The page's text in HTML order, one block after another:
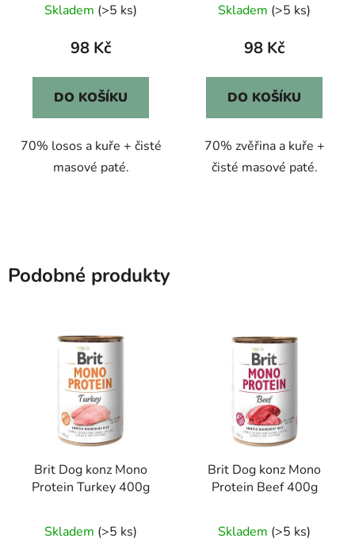
Skladem (>5 ks)
98 Kč
DO KOŠÍKU
70% losos a kuře + čisté
masové paté.
Skladem (>5 ks)
98 Kč
DO KOŠÍKU
70% zvěřina a kuře +
čisté masové paté.
Podobné produkty
Brit Dog konz Mono
Protein Turkey 400g
Skladem (>5 ks)
Brit Dog konz Mono
Protein Beef 400g
Skladem (>5 ks)